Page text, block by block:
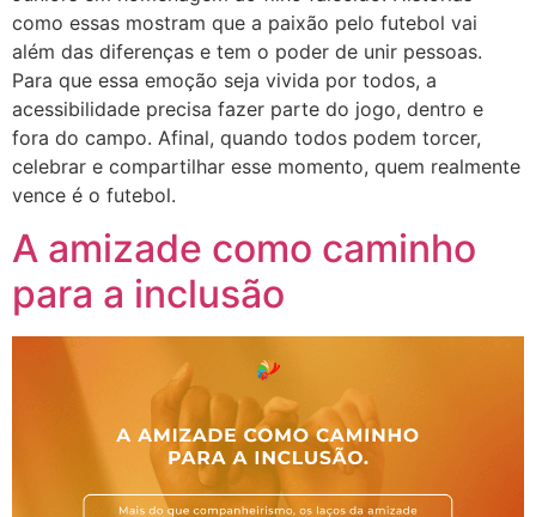
como essas mostram que a paixão pelo futebol vai
além das diferenças e tem o poder de unir pessoas.
Para que essa emoção seja vivida por todos, a
acessibilidade precisa fazer parte do jogo, dentro e
fora do campo. Afinal, quando todos podem torcer,
celebrar e compartilhar esse momento, quem realmente
vence é o futebol.
A amizade como caminho
para a inclusão